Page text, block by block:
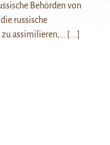
Behörden von
russische
assimilieren,…
[...]